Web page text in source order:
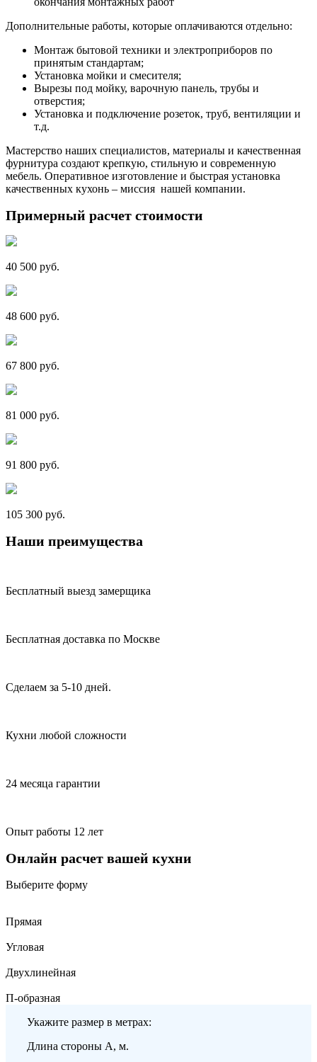
Дополнительные работы, которые оплачиваются отдельно:
Монтаж бытовой техники и электроприборов по
принятым стандартам;
Установка мойки и смесителя;
Вырезы под мойку, варочную панель, трубы и
отверстия;
Установка и подключение розеток, труб, вентиляции и
т.д.
Мастерство наших специалистов, материалы и качественная
фурнитура создают крепкую, стильную и современную
мебель. Оперативное изготовление и быстрая установка
качественных кухонь – миссия нашей компании.
Примерный расчет стоимости
40 500 руб.
48 600 руб.
67 800 руб.
81 000 руб.
91 800 руб.
105 300 руб.
Наши преимущества
Бесплатный выезд замерщика
Бесплатная доставка по Москве
Сделаем за 5-10 дней.
Кухни любой сложности
24 месяца гарантии
Опыт работы 12 лет
Онлайн расчет вашей кухни
Выберите форму
Прямая
Угловая
Двухлинейная
П-образная
Укажите размер в метрах:
Длина стороны A, м.